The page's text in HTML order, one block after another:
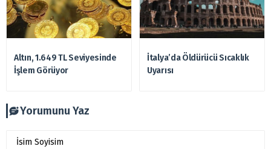
Altın, 1.649 TL Seviyesinde
İşlem Görüyor
İtalya’da Öldürücü Sıcaklık
Uyarısı
Yorumunu Yaz